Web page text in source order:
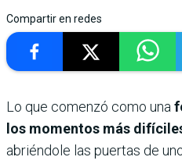
Compartir en redes
Lo que comenzó como una
los momentos más
abriéndole las puertas de